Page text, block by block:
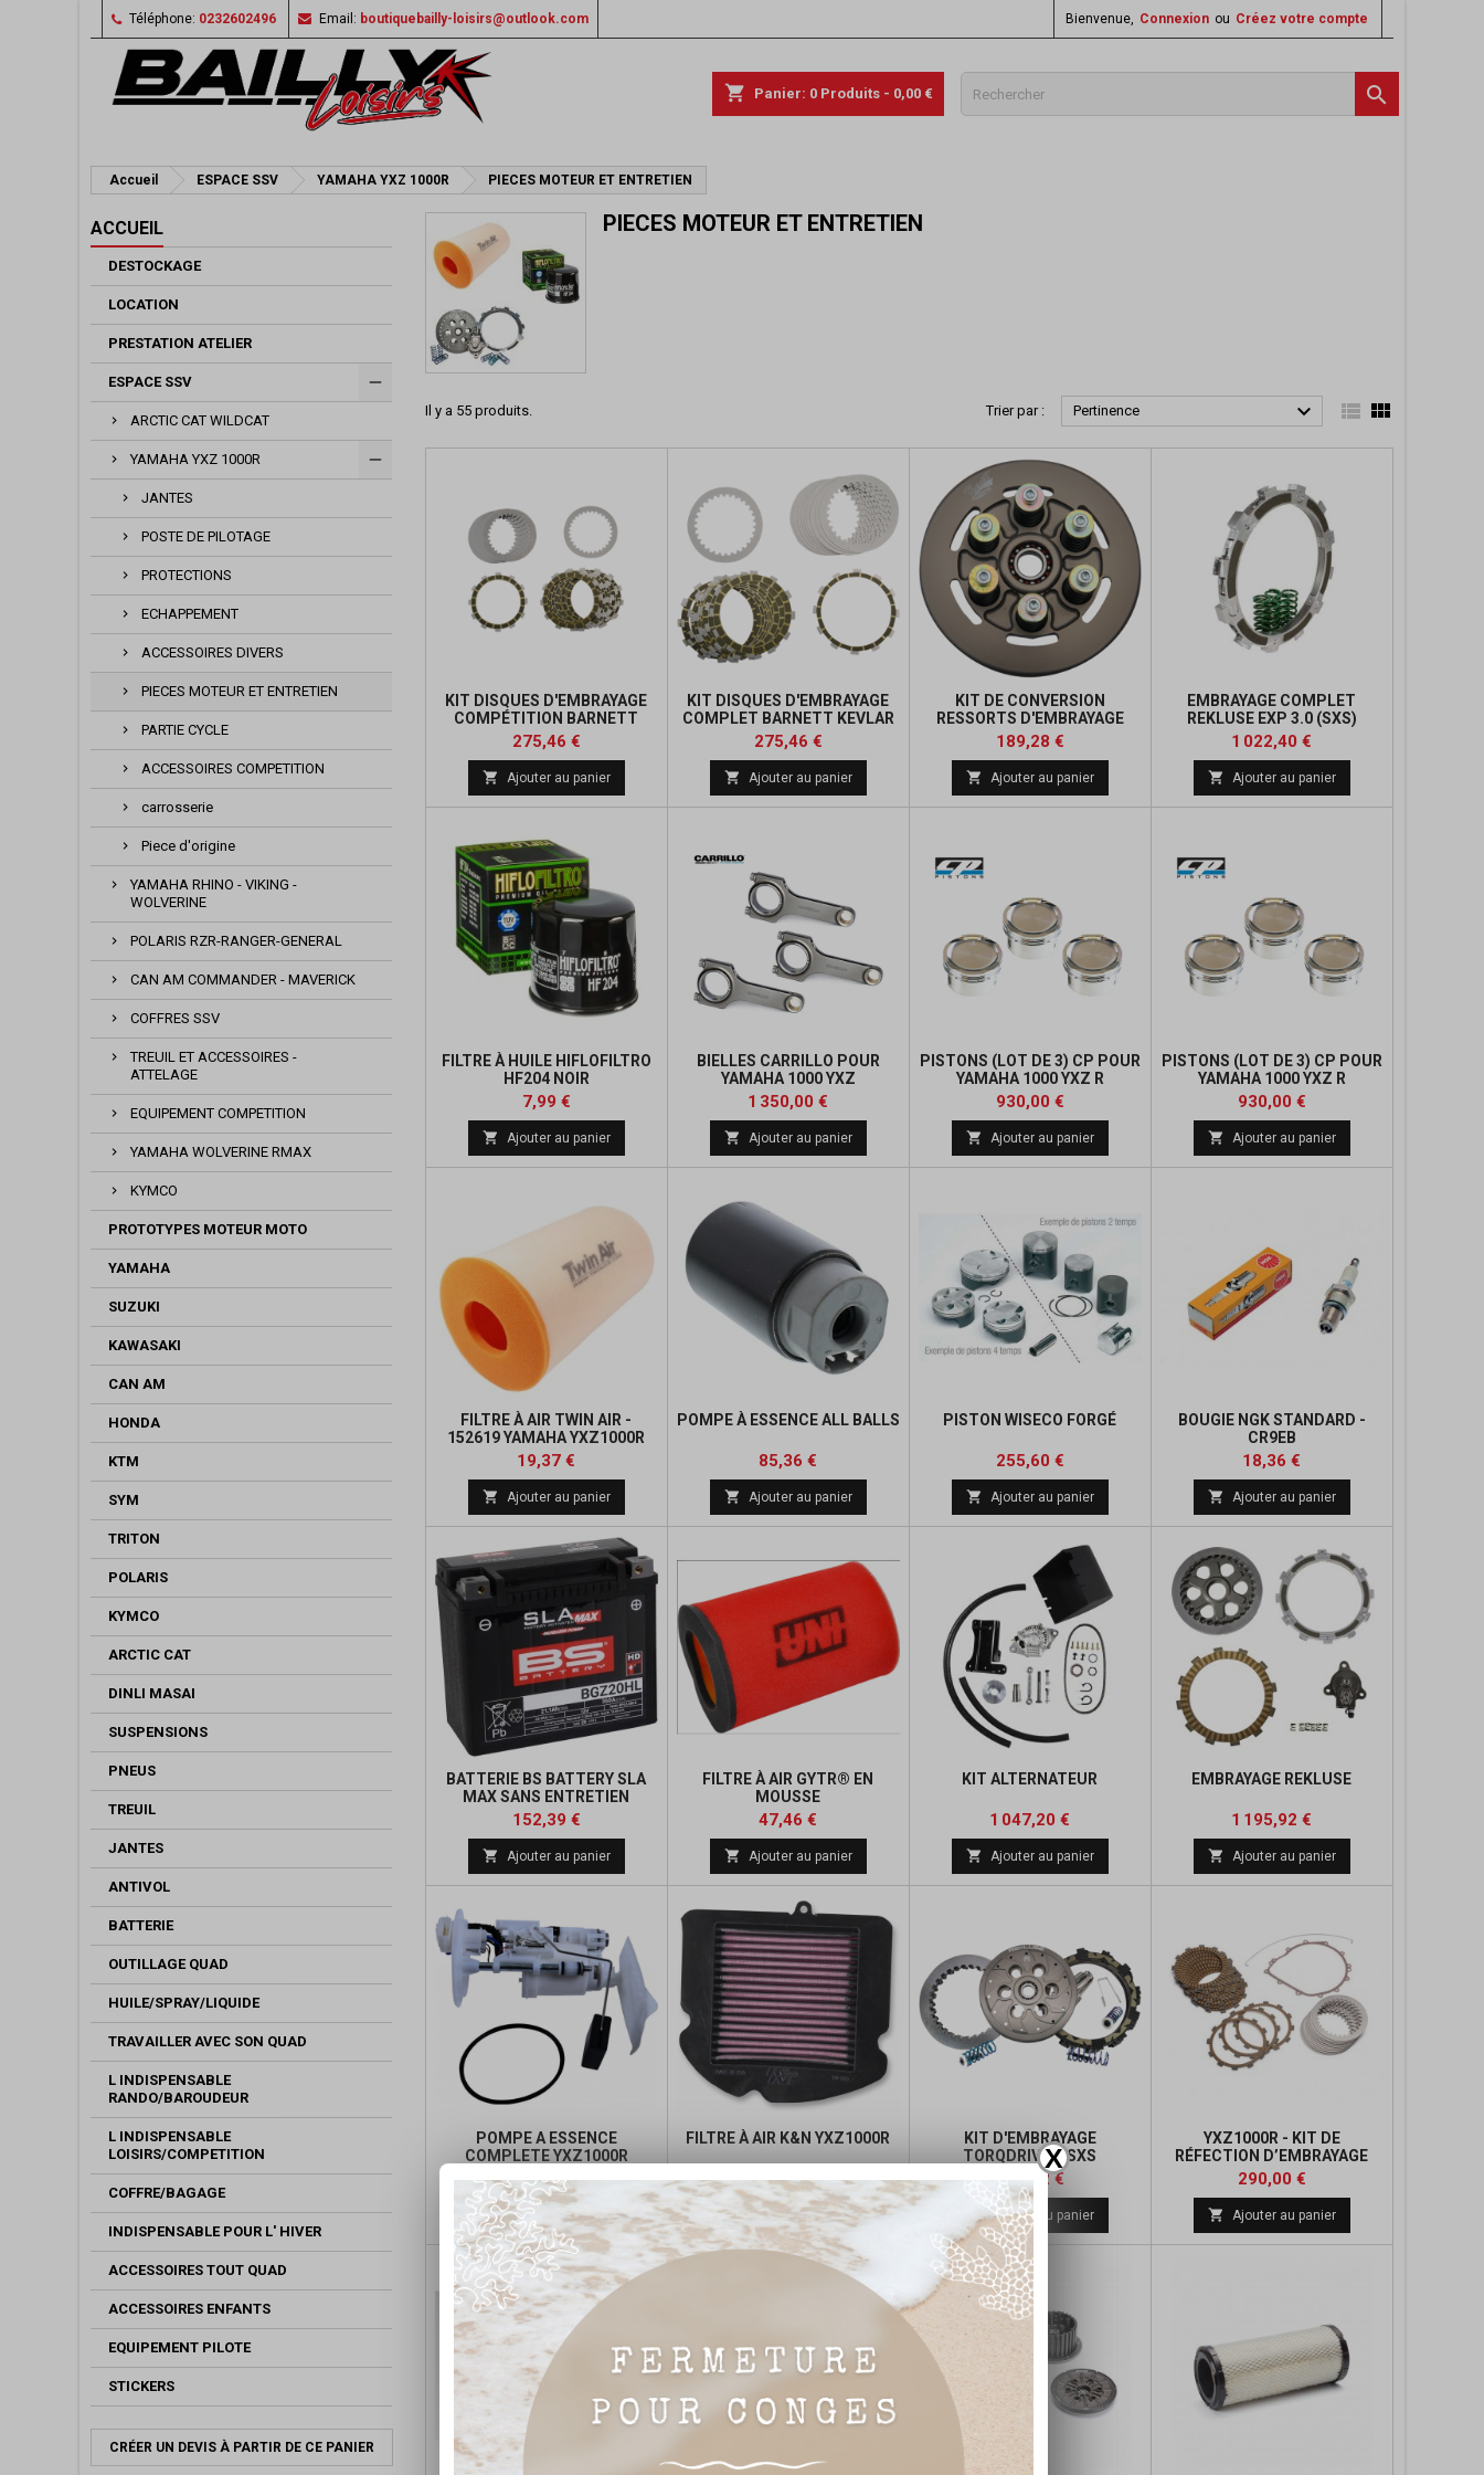
X
Téléphone: 0232602496 Email: boutiquebailly-loisirs@outlook.com Bienvenue, Connexion ou Créez votre compte

shopping_cart Panier: 0 Produits - 0,00 €
Accueil ESPACE SSV YAMAHA YXZ 1000R PIECES MOTEUR ET ENTRETIEN
ACCUEIL
DESTOCKAGE
LOCATION
PRESTATION ATELIER
ESPACE SSV
ARCTIC CAT WILDCAT
YAMAHA YXZ 1000R
JANTES
POSTE DE PILOTAGE
PROTECTIONS
ECHAPPEMENT
ACCESSOIRES DIVERS
PIECES MOTEUR ET ENTRETIEN
PARTIE CYCLE
ACCESSOIRES COMPETITION
carrosserie
Piece d'origine
YAMAHA RHINO - VIKING -
WOLVERINE
POLARIS RZR-RANGER-GENERAL
CAN AM COMMANDER - MAVERICK
COFFRES SSV
TREUIL ET ACCESSOIRES -
ATTELAGE
EQUIPEMENT COMPETITION
YAMAHA WOLVERINE RMAX
KYMCO
PROTOTYPES MOTEUR MOTO
YAMAHA
SUZUKI
KAWASAKI
CAN AM
HONDA
KTM
SYM
TRITON
POLARIS
KYMCO
ARCTIC CAT
DINLI MASAI
SUSPENSIONS
PNEUS
TREUIL
JANTES
ANTIVOL
BATTERIE
OUTILLAGE QUAD
HUILE/SPRAY/LIQUIDE
TRAVAILLER AVEC SON QUAD
L INDISPENSABLE
RANDO/BAROUDEUR
L INDISPENSABLE
LOISIRS/COMPETITION
COFFRE/BAGAGE
INDISPENSABLE POUR L' HIVER
ACCESSOIRES TOUT QUAD
ACCESSOIRES ENFANTS
EQUIPEMENT PILOTE
STICKERS
CRÉER UN DEVIS À PARTIR DE CE PANIER
PIECES MOTEUR ET ENTRETIEN
Il y a 55 produits. Trier par : Pertinence   
KIT DISQUES D'EMBRAYAGE
COMPÉTITION BARNETT
YAMAHA YXZ1000R
Prix
275,46 €Prix
de
base
 Ajouter au panier
KIT DISQUES D'EMBRAYAGE
COMPLET BARNETT KEVLAR
YAMAHA YXZ1000R
Prix
275,46 €Prix
de
base
 Ajouter au panier
KIT DE CONVERSION
RESSORTS D'EMBRAYAGE
BARNETT YAMAHA YXZ1000R
Prix
189,28 €Prix
de
base
 Ajouter au panier
EMBRAYAGE COMPLET
REKLUSE EXP 3.0 (SXS)
Prix
1 022,40 €
de
base
 Ajouter au panier
FILTRE À HUILE HIFLOFILTRO
HF204 NOIR
Prix
7,99 €Prix
base
 Ajouter au panier
BIELLES CARRILLO POUR
YAMAHA 1000 YXZ
Prix
1 350,00 €
de
base
 Ajouter au panier
PISTONS (LOT DE 3) CP POUR
YAMAHA 1000 YXZ R
Prix
930,00 €
 Ajouter au panier
PISTONS (LOT DE 3) CP POUR
YAMAHA 1000 YXZ R
Prix
930,00 €
 Ajouter au panier
FILTRE À AIR TWIN AIR -
152619 YAMAHA YXZ1000R
Prix
19,37 €
base
 Ajouter au panier
POMPE À ESSENCE ALL BALLS
Prix
85,36 €
base
 Ajouter au panier
PISTON WISECO FORGÉ
Prix
255,60 €
 Ajouter au panier
BOUGIE NGK STANDARD -
CR9EB
Prix
18,36 €
base
 Ajouter au panier
BATTERIE BS BATTERY SLA
MAX SANS ENTRETIEN
ACTIVÉE USINE - BGZ20HL
Prix
152,39 €Prix
de
base
 Ajouter au panier
FILTRE À AIR GYTR® EN
MOUSSE
Prix
47,46 €
 Ajouter au panier
KIT ALTERNATEUR
Prix
1 047,20 €
de
base
 Ajouter au panier
EMBRAYAGE REKLUSE
Prix
1 195,92 €
de
base
 Ajouter au panier
POMPE A ESSENCE
COMPLETE YXZ1000R
Prix
291,67 €
 Ajouter au panier
FILTRE À AIR K&N YXZ1000R
Prix
68,94 €Prix
de
base
 Ajouter au panier
KIT D'EMBRAYAGE
TORQDRIVE® SXS
Prix
774,82 €Prix
de
base
 Ajouter au panier
YXZ1000R - KIT DE
RÉFECTION D’EMBRAYAGE
Prix
290,00 €
 Ajouter au panier